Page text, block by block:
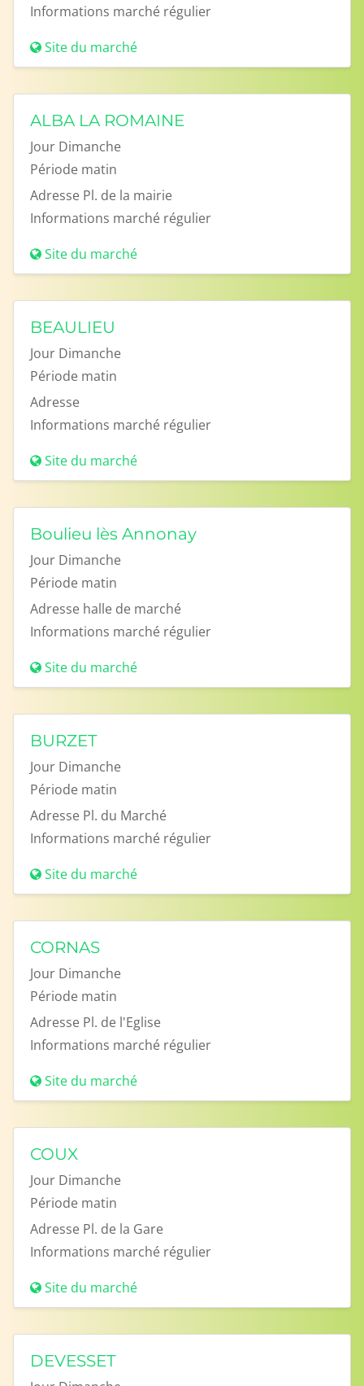
Informations marché régulier
Site du marché
ALBA LA ROMAINE
Jour Dimanche
Période matin
Adresse Pl. de la mairie
Informations marché régulier
Site du marché
BEAULIEU
Jour Dimanche
Période matin
Adresse
Informations marché régulier
Site du marché
Boulieu lès Annonay
Jour Dimanche
Période matin
Adresse halle de marché
Informations marché régulier
Site du marché
BURZET
Jour Dimanche
Période matin
Adresse Pl. du Marché
Informations marché régulier
Site du marché
CORNAS
Jour Dimanche
Période matin
Adresse Pl. de l'Eglise
Informations marché régulier
Site du marché
COUX
Jour Dimanche
Période matin
Adresse Pl. de la Gare
Informations marché régulier
Site du marché
DEVESSET